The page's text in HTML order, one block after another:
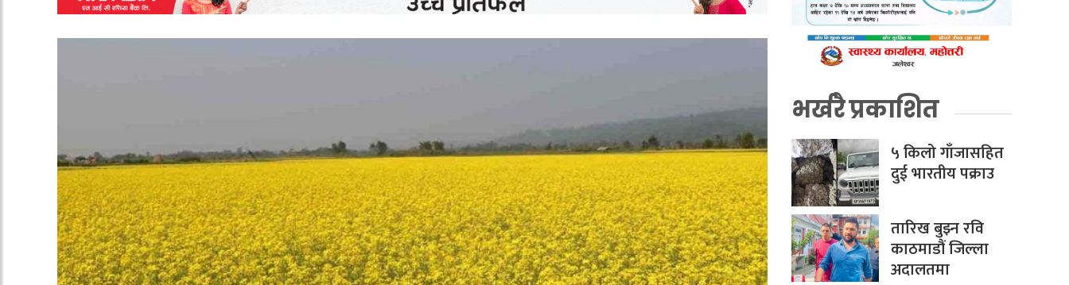
भर्खरै प्रकाशित
५ किलो गाँजासहित
दुई भारतीय पक्राउ
तारिख बुझ्न रवि
काठमाडौं जिल्ला
अदालतमा